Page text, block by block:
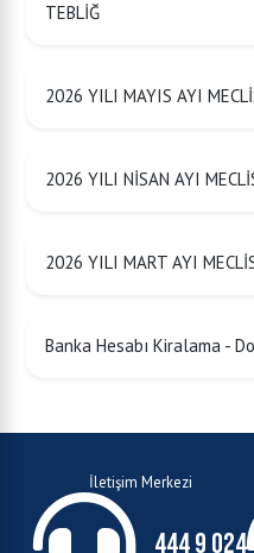
TEBLİĞ
2026 YILI MAYIS AYI
2026 YILI NİSAN AYI
2026 YILI MART AYI
Banka Hesabı Kiralama -
İletişim Merkezi
444 9 024